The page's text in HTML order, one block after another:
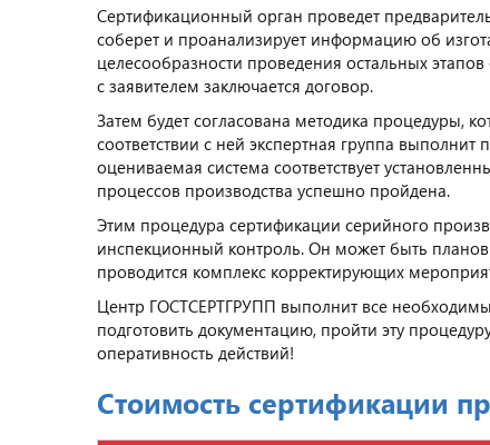
Сертификационный орган проведет
соберет и проанализирует информацию об
целесообразности проведения остальных
с заявителем заключается договор.
Затем будет согласована методика процедуры,
соответствии с ней экспертная группа
оцениваемая система соответствует
процессов производства успешно пройдена.
Этим процедура сертификации серийного
инспекционный контроль. Он может быть
проводится комплекс корректирующих
Центр ГОСТСЕРТГРУПП выполнит все
подготовить документацию, пройти эту
оперативность действий!
Стоимость сертификации